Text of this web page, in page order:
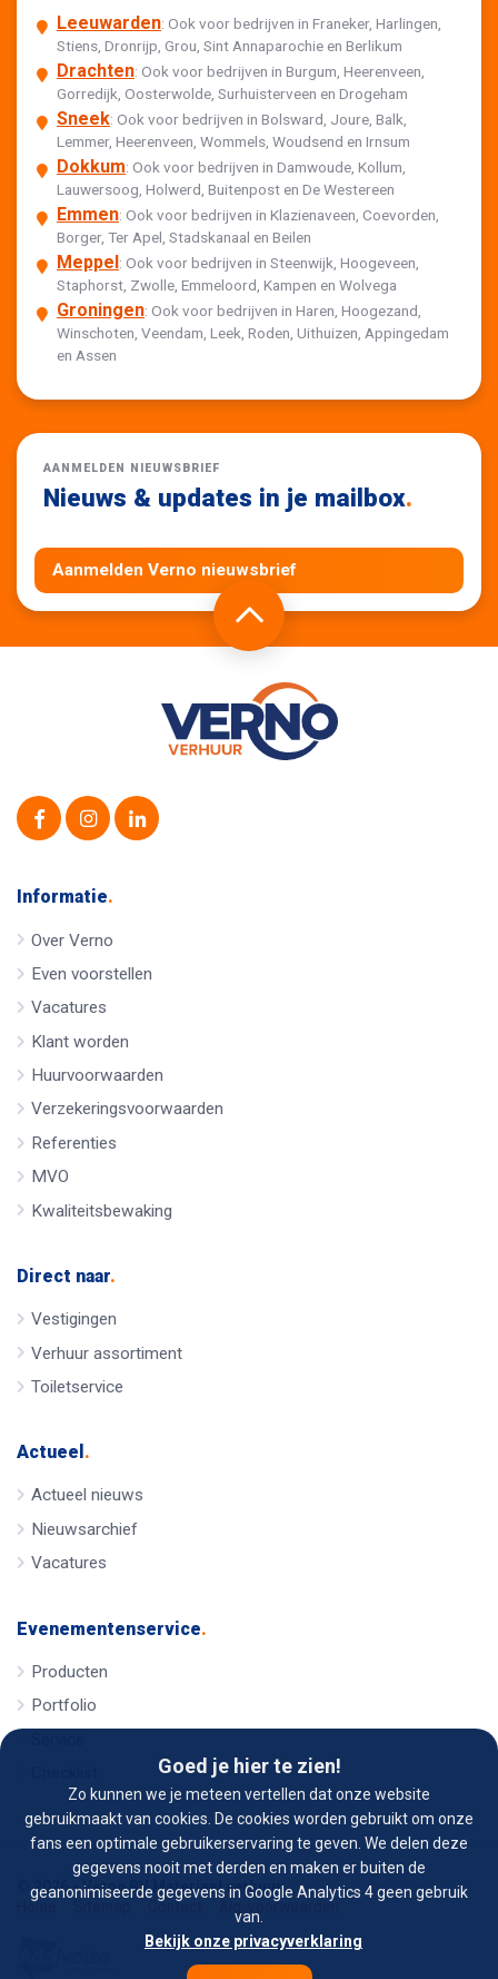
Goed je hier te zien!
Zo kunnen we je meteen vertellen dat onze website
gebruikmaakt van cookies. De cookies worden gebruikt om onze
fans een optimale gebruikerservaring te geven. We delen deze
gegevens nooit met derden en maken er buiten de
geanonimiseerde gegevens in Google Analytics 4 geen gebruik
van.
Bekijk onze privacyverklaring
Leeuwarden: Ook voor bedrijven in Franeker, Harlingen,
Stiens, Dronrijp, Grou, Sint Annaparochie en Berlikum
Drachten: Ook voor bedrijven in Burgum, Heerenveen,
Gorredijk, Oosterwolde, Surhuisterveen en Drogeham
Sneek: Ook voor bedrijven in Bolsward, Joure, Balk,
Lemmer, Heerenveen, Wommels, Woudsend en Irnsum
Dokkum: Ook voor bedrijven in Damwoude, Kollum,
Lauwersoog, Holwerd, Buitenpost en De Westereen
Emmen: Ook voor bedrijven in Klazienaveen, Coevorden,
Borger, Ter Apel, Stadskanaal en Beilen
Meppel : Ook voor bedrijven in Steenwijk, Hoogeveen,
Staphorst, Zwolle, Emmeloord, Kampen en Wolvega
Groningen: Ook voor bedrijven in Haren, Hoogezand,
Winschoten, Veendam, Leek, Roden, Uithuizen, Appingedam
en Assen
AANMELDEN NIEUWSBRIEF
Nieuws & updates in je mailbox.
Aanmelden Verno nieuwsbrief
Informatie.
Over Verno
Even voorstellen
Vacatures
Klant worden
Huurvoorwaarden
Verzekeringsvoorwaarden
Referenties
MVO
Kwaliteitsbewaking
Direct naar.
Vestigingen
Verhuur assortiment
Toiletservice
Actueel .
Actueel nieuws
Nieuwsarchief
Vacatures
Evenementenservice.
Producten
Portfolio
© 2026 - Verno BV Materieel verhuur
Home
Contact Alg. voorwaarden